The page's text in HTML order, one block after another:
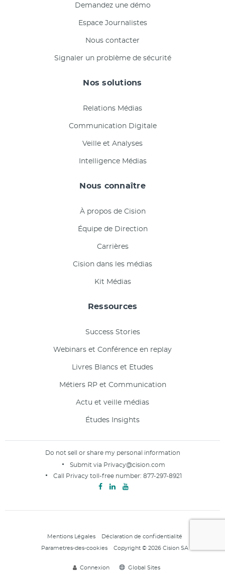
Demandez une démo
Espace Journalistes
Nous contacter
Signaler un problème de sécurité
Nos solutions
Relations Médias
Communication Digitale
Veille et Analyses
Intelligence Médias
Nous connaître
À propos de Cision
Équipe de Direction
Carrières
Cision dans les médias
Kit Médias
Ressources
Success Stories
Webinars et Conférence en replay
Livres Blancs et Etudes
Métiers RP et Communication
Actu et veille médias
Études Insights
Do not sell or share my personal information
Submit via Privacy@cision.com
Call Privacy toll-free number: 877-297-8921
Mentions Légales Déclaration de confidentialité
Parametres-des-cookies Copyright © 2026 Cision SA
Connexion Global Sites